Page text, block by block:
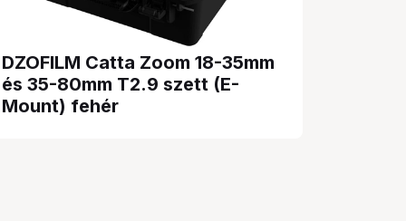
DZOFILM Catta Zoom 18-35mm
és 35-80mm T2.9 szett (E-
Mount) fehér